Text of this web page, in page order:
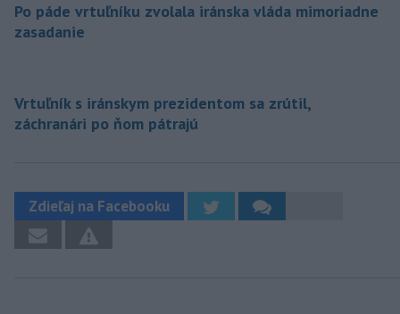
Po páde vrtuľníku zvolala iránska vláda mimoriadne
zasadanie
Vrtuľník s iránskym prezidentom sa zrútil,
záchranári po ňom pátrajú
Zdieľaj na Facebooku